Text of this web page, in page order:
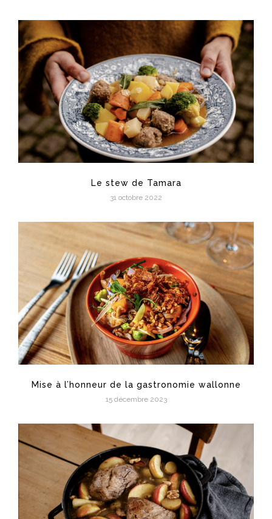
Le stew de Tamara
31 octobre 2022
Mise à l’honneur de la gastronomie wallonne
15 décembre 2023